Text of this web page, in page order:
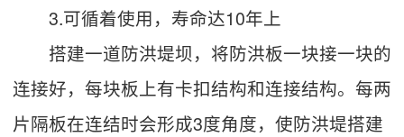
3.可循着使用，寿命达10年上
搭建一道防洪堤坝，将防洪板一块接一块的
连接好，每块板上有卡扣结构和连接结构。每两
片隔板在连结时会形成3度角度，使防洪堤搭建